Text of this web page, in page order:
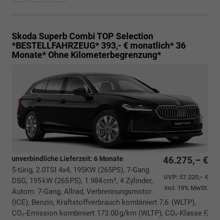
Skoda Superb CombiTOP Selection
*BESTELLFAHRZEUG* 393,- € monatlich* 36
Monate* Ohne Kilometerbegrenzung*
46.275,– €
UVP: 57.220,– €
incl. 19% MwSt.
unverbindliche Lieferzeit: 6 Monate
5-türig, 2.0TSI 4x4, 195KW (265PS), 7-Gang
DSG, 195 kW (265 PS), 1.984 cm³, 4 Zylinder,
Autom. 7-Gang, Allrad, Verbrennungsmotor
(ICE), Benzin, Kraftstoffverbrauch kombiniert 7,6 (WLTP),
CO₂-Emission kombiniert 173.00 g/km (WLTP), CO₂-Klasse F,